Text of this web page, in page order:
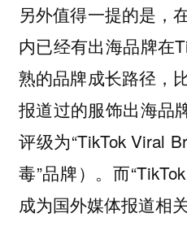
另外值得一提的是，
内已经有出海品牌在
熟的品牌成长路径，
报道过的服饰出海品
评级为“TikTok Viral
毒”品牌）。而
成为国外媒体报道相